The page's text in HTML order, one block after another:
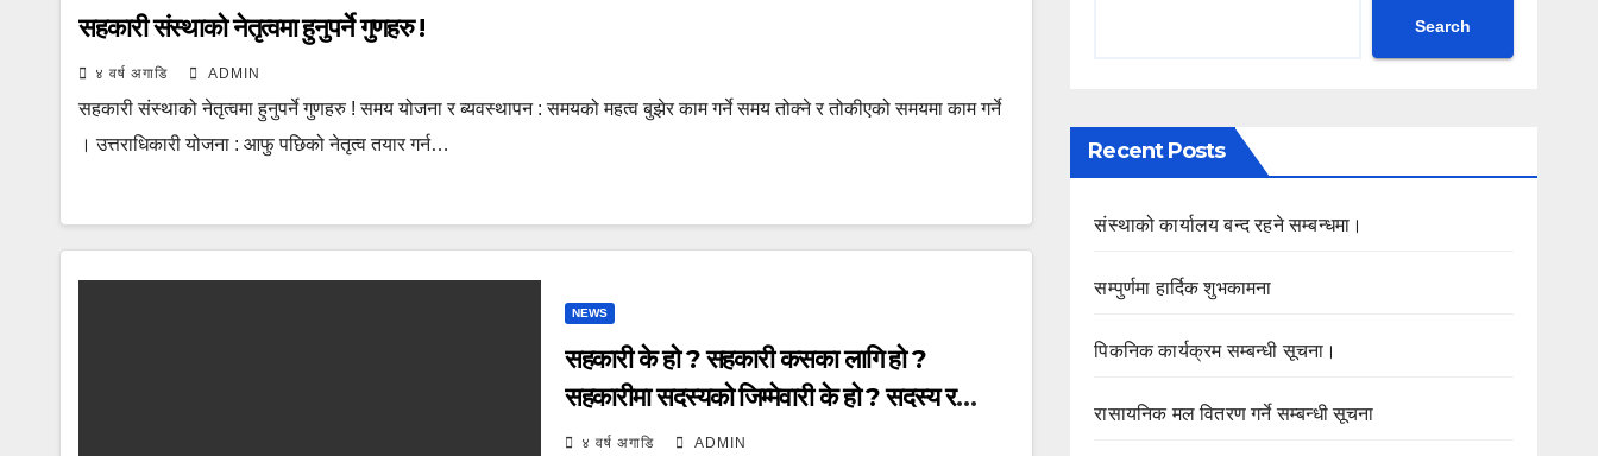
सहकारी संस्थाको नेतृत्वमा हुनुपर्ने गुणहरु !
४ वर्ष अगाडि ADMIN
सहकारी संस्थाको नेतृत्वमा हुनुपर्ने गुणहरु ! समय योजना र ब्यवस्थापन : समयको महत्व बुझेर काम गर्ने समय तोक्ने र तोकीएको समयमा काम गर्ने
। उत्तराधिकारी योजना : आफु पछिको नेतृत्व तयार गर्न…
NEWS
सहकारी के हो ? सहकारी कसका लागि हो ?
सहकारीमा सदस्यको जिम्मेवारी के हो ? सदस्य र
ग्राहकबीच के भिन्नता छ ? सहकारीका सिद्धान्त, मुल्य,
४ वर्ष अगाडि ADMIN
Search
Recent Posts
संस्थाको कार्यालय बन्द रहने सम्बन्धमा।
सम्पुर्णमा हार्दिक शुभकामना
पिकनिक कार्यक्रम सम्बन्धी सूचना।
रासायनिक मल वितरण गर्ने सम्बन्धी सूचना